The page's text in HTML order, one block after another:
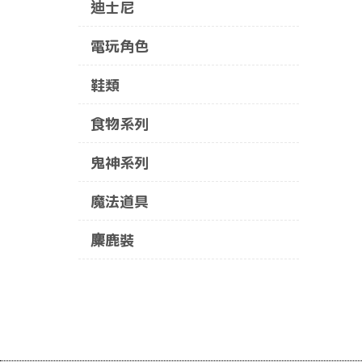
迪士尼
電玩角色
鞋類
食物系列
鬼神系列
魔法道具
麋鹿裝